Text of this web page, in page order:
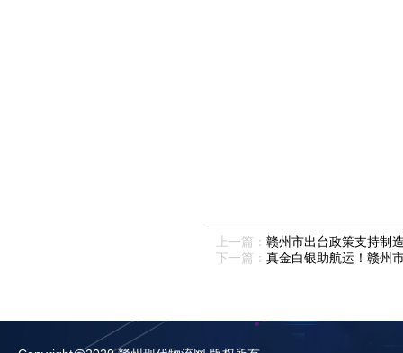
上一篇： 赣州市出台政策支持制
下一篇： 真金白银助航运！赣州